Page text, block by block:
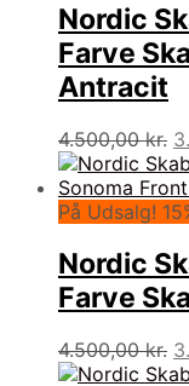
Nordic
Farve
Antracit
4.500,00kr.
På Udsalg!
Nordic
Farve
4.500,00kr.